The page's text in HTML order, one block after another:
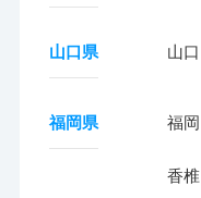
山口県 山口
福岡県 福岡
香椎